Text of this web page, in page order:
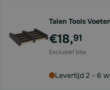
Talen Tools
€18,91
Levertijd 2 - 6